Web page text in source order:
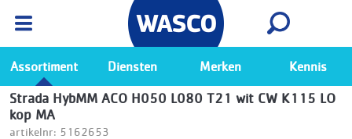
Ga naar de Wasco app
Bekijk
Assortiment Diensten Merken Kennis
Strada HybMM ACO H050 L080 T21 wit CW K115 LO
kop MA
artikelnr: 5162653